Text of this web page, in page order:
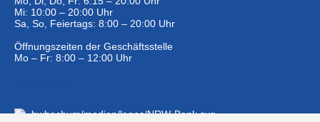
Mi: 10:00 – 20:00 Uhr
Sa, So, Feiertags: 8:00 – 20:00 Uhr
Öffnungszeiten der Geschäftsstelle
Mo – Fr: 8:00 – 12:00 Uhr